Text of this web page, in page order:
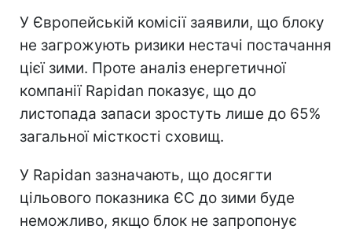
У Європейській комісії заявили, що блоку
не загрожують ризики нестачі постачання
цієї зими. Проте аналіз енергетичної
компанії Rapidan показує, що до
листопада запаси зростуть лише до 65%
загальної місткості сховищ.
У Rapidan зазначають, що досягти
цільового показника ЄС до зими буде
неможливо, якщо блок не запропонує